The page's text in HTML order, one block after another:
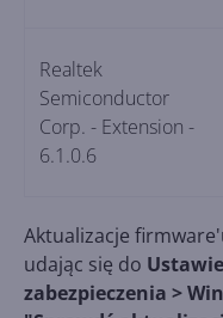
Realtek
Semiconductor
Corp. - Extension -
6.1.0.6
Aktualizacje
udając się do
zabezpieczenia >